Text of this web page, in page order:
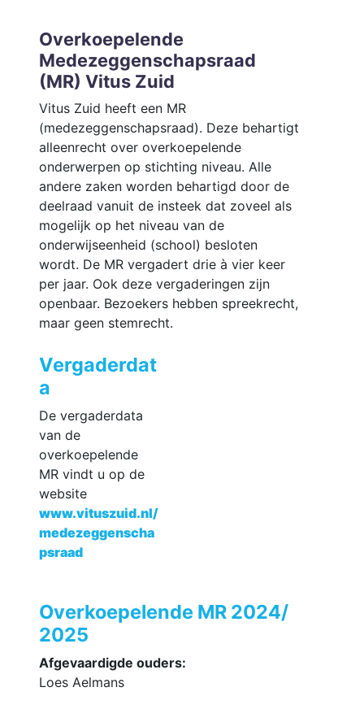
Overkoepelende
Medezeggenschapsraad
(MR) Vitus Zuid
Vitus Zuid heeft een MR
(medezeggenschapsraad). Deze behartigt
alleenrecht over overkoepelende
onderwerpen op stichting niveau. Alle
andere zaken worden behartigd door de
deelraad vanuit de insteek dat zoveel als
mogelijk op het niveau van de
onderwijseenheid (school) besloten
wordt. De MR vergadert drie à vier keer
per jaar. Ook deze vergaderingen zijn
openbaar. Bezoekers hebben spreekrecht,
maar geen stemrecht.
Vergaderdat
a
De vergaderdata
van de
overkoepelende
MR vindt u op de
website
www.vituszuid.nl/
medezeggenscha
psraad
Overkoepelende MR 2024/
2025
Afgevaardigde ouders:
Loes Aelmans